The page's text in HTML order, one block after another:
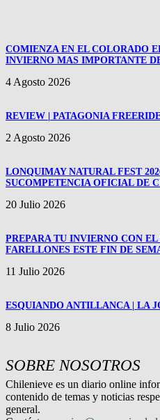
COMIENZA EN EL COLORADO
INVIERNO MAS IMPORTANTE
4 Agosto 2026
REVIEW | PATAGONIA
2 Agosto 2026
LONQUIMAY NATURAL FEST
SUCOMPETENCIA OFICIAL DE
20 Julio 2026
PREPARA TU INVIERNO CON
FARELLONES ESTE FIN DE
11 Julio 2026
ESQUIANDO ANTILLANCA | LA
8 Julio 2026
SOBRE NOSOTROS
Chilenieve es un diario online
contenido de temas y noticias
general.